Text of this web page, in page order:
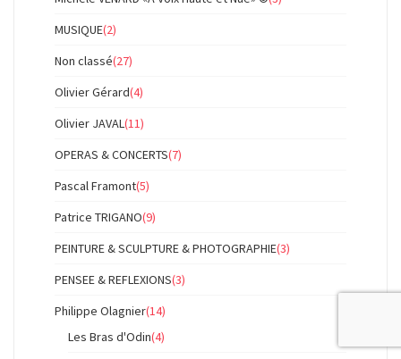
MUSIQUE(2)
Non classé(27)
Olivier Gérard(4)
Olivier JAVAL(11)
OPERAS & CONCERTS(7)
Pascal Framont(5)
Patrice TRIGANO(9)
PEINTURE & SCULPTURE & PHOTOGRAPHIE(3)
PENSEE & REFLEXIONS(3)
Philippe Olagnier(14)
Les Bras d'Odin(4)